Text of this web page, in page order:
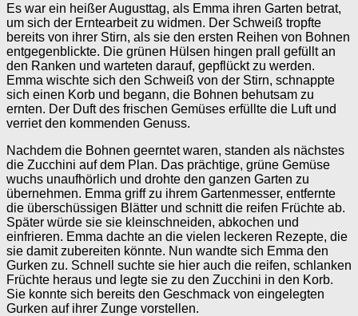
Es war ein heißer Augusttag, als Emma ihren Garten betrat,
um sich der Erntearbeit zu widmen. Der Schweiß tropfte
bereits von ihrer Stirn, als sie den ersten Reihen von Bohnen
entgegenblickte. Die grünen Hülsen hingen prall gefüllt an
den Ranken und warteten darauf, gepflückt zu werden.
Emma wischte sich den Schweiß von der Stirn, schnappte
sich einen Korb und begann, die Bohnen behutsam zu
ernten. Der Duft des frischen Gemüses erfüllte die Luft und
verriet den kommenden Genuss.
Nachdem die Bohnen geerntet waren, standen als nächstes
die Zucchini auf dem Plan. Das prächtige, grüne Gemüse
wuchs unaufhörlich und drohte den ganzen Garten zu
übernehmen. Emma griff zu ihrem Gartenmesser, entfernte
die überschüssigen Blätter und schnitt die reifen Früchte ab.
Später würde sie sie kleinschneiden, abkochen und
einfrieren. Emma dachte an die vielen leckeren Rezepte, die
sie damit zubereiten könnte. Nun wandte sich Emma den
Gurken zu. Schnell suchte sie hier auch die reifen, schlanken
Früchte heraus und legte sie zu den Zucchini in den Korb.
Sie konnte sich bereits den Geschmack von eingelegten
Gurken auf ihrer Zunge vorstellen.